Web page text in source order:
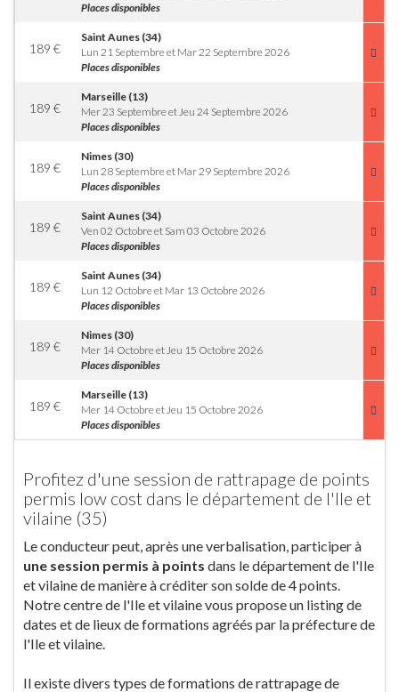
Places disponibles
189 €
Saint Aunes (34)
Lun 21 Septembre et Mar 22 Septembre 2026
Places disponibles
189 €
Marseille (13)
Mer 23 Septembre et Jeu 24 Septembre 2026
Places disponibles
189 €
Nimes (30)
Lun 28 Septembre et Mar 29 Septembre 2026
Places disponibles
189 €
Saint Aunes (34)
Ven 02 Octobre et Sam 03 Octobre 2026
Places disponibles
189 €
Saint Aunes (34)
Lun 12 Octobre et Mar 13 Octobre 2026
Places disponibles
189 €
Nimes (30)
Mer 14 Octobre et Jeu 15 Octobre 2026
Places disponibles
189 €
Marseille (13)
Mer 14 Octobre et Jeu 15 Octobre 2026
Places disponibles
Profitez d'une session de rattrapage de points
permis low cost dans le département de l'Ile et
vilaine (35)
Le conducteur peut, après une verbalisation, participer à
une session permis à points dans le département de l'Ile
et vilaine de manière à créditer son solde de 4 points.
Notre centre de l'Ile et vilaine vous propose un listing de
dates et de lieux de formations agréés par la préfecture de
l'Ile et vilaine.
Il existe divers types de formations de rattrapage de